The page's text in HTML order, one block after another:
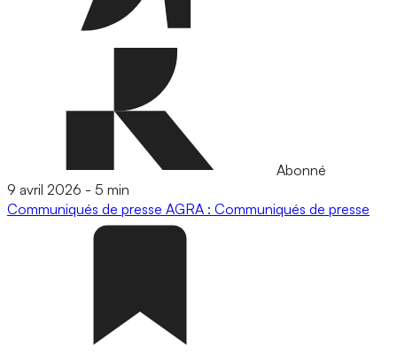
Abonné
9 avril 2026 - 5 min
Communiqués de presse AGRA : Communiqués de presse